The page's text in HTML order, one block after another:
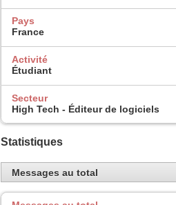
Pays
France
Activité
Étudiant
Secteur
High Tech - Éditeur de logiciels
Statistiques
Messages au total